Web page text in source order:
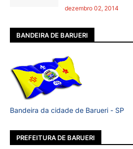
dezembro 02, 2014
BANDEIRA DE BARUERI
Bandeira da cidade de Barueri - SP
PREFEITURA DE BARUERI